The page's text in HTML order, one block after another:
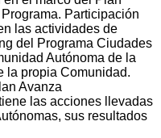
Participación
las actividades de
del Programa Ciudades
Autónoma de la
la propia Comunidad.
Avanza
las acciones llevadas
sus resultados